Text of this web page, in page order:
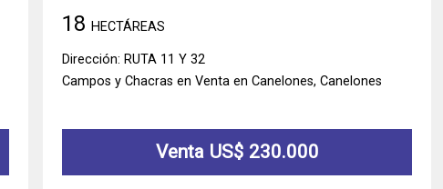
18 HECTÁREAS
Dirección: RUTA 11 Y 32
Campos y Chacras en Venta en Canelones, Canelones
Venta US$ 230.000